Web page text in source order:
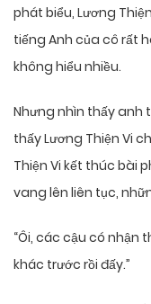
phát biểu, Lương
tiếng Anh của cô rất
không hiểu nhiều.
Nhưng nhìn thấy anh
thấy Lương Thiện Vi
Thiện Vi kết thúc bài
vang lên liên tục,
“Ôi, các cậu có nhận
khác trước rồi đấy.”